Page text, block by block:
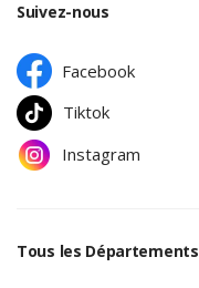
Suivez-nous
Facebook
Tiktok
Instagram
Tous les Départements